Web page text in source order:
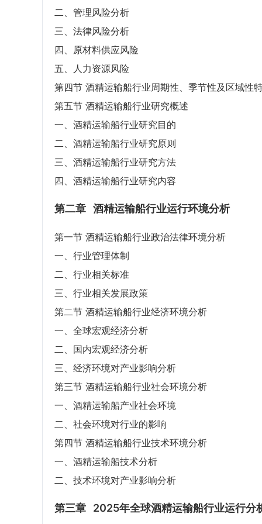
二、管理风险分析
三、法律风险分析
四、原材料供应风险
五、人力资源风险
第四节 酒精运输船行业周期性、季节性及区域性
第五节 酒精运输船行业研究概述
一、酒精运输船行业研究目的
二、酒精运输船行业研究原则
三、酒精运输船行业研究方法
四、酒精运输船行业研究内容
第二章 酒精运输船行业运行环境分析
第一节 酒精运输船行业政治法律环境分析
一、行业管理体制
二、行业相关标准
三、行业相关发展政策
第二节 酒精运输船行业经济环境分析
一、全球宏观经济分析
二、国内宏观经济分析
三、经济环境对产业影响分析
第三节 酒精运输船行业社会环境分析
一、酒精运输船产业社会环境
二、社会环境对行业的影响
第四节 酒精运输船行业技术环境分析
一、酒精运输船技术分析
二、技术环境对产业影响分析
第三章 2025年全球酒精运输船行业运行分